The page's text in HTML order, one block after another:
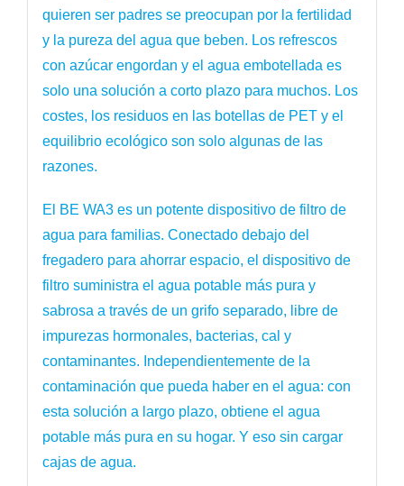
quieren ser padres se preocupan por la fertilidad
y la pureza del agua que beben. Los refrescos
con azúcar engordan y el agua embotellada es
solo una solución a corto plazo para muchos. Los
costes, los residuos en las botellas de PET y el
equilibrio ecológico son solo algunas de las
razones.
El BE WA3 es un potente dispositivo de filtro de
agua para familias. Conectado debajo del
fregadero para ahorrar espacio, el dispositivo de
filtro suministra el agua potable más pura y
sabrosa a través de un grifo separado, libre de
impurezas hormonales, bacterias, cal y
contaminantes. Independientemente de la
contaminación que pueda haber en el agua: con
esta solución a largo plazo, obtiene el agua
potable más pura en su hogar. Y eso sin cargar
cajas de agua.